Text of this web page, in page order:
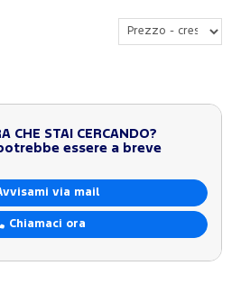
CHE STAI CERCANDO?
essere a breve
via mail
Chiamaci ora